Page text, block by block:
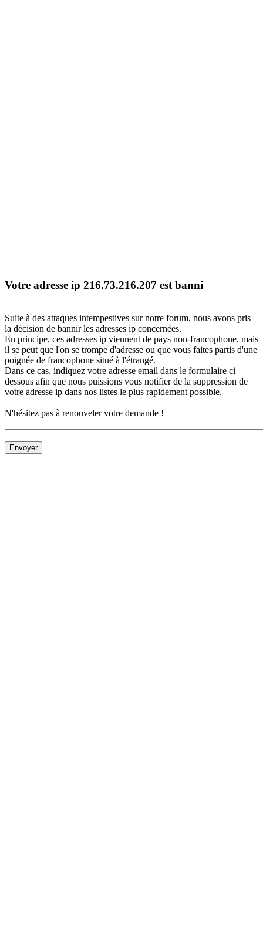
Votre adresse ip 216.73.216.207 est banni
Suite à des attaques intempestives sur notre forum, nous avons pris
la décision de bannir les adresses ip concernées.
En principe, ces adresses ip viennent de pays non-francophone, mais
il se peut que l'on se trompe d'adresse ou que vous faites partis d'une
poignée de francophone situé à l'étrangé.
Dans ce cas, indiquez votre adresse email dans le formulaire ci
dessous afin que nous puissions vous notifier de la suppression de
votre adresse ip dans nos listes le plus rapidement possible.
N'hésitez pas à renouveler votre demande !